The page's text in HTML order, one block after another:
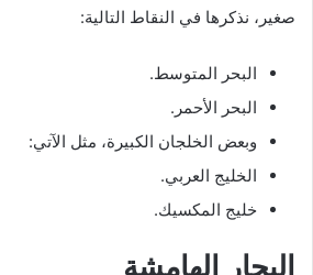
صغير، نذكرها في النقاط التالية:
البحر المتوسط.
البحر الأحمر.
وبعض الخلجان الكبيرة، مثل الآتي:
الخليج العربي.
خليج المكسيك.
البحار الهامشة